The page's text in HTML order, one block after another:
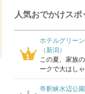
人気おでかけスポ
1
ホテルグリー
（新潟）
この夏、家族
ークで大はし
帝釈峡水辺公園